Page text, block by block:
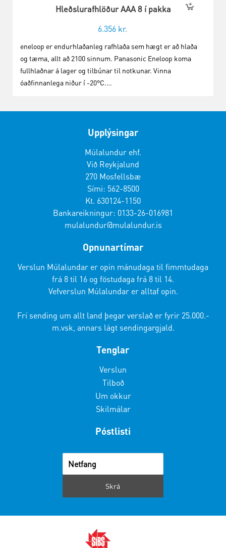
Hleðslurafhlöður AAA 8 í pakka
6.356 kr.
eneloop er endurhlaðanleg rafhlaða sem hægt er að hlaða
og tæma, allt að 2100 sinnum. Panasonic Eneloop koma
fullhlaðnar á lager og tilbúnar til notkunar. Vinna
óaðfinnanlega niður í -20°C.…
Upplýsingar
Múlalundur ehf.
Við Reykjalund
270 Mosfellsbæ
Sími: 562-8500
Kt. 630124-1150
Bankareikningur: 0133-26-016981
mulalundur@mulalundur.is
Opnunartímar
Verslun Múlalundar er opin mánudaga til fimmtudaga
frá 8 til 16 og föstudaga frá 8 til 14.
Vefverslun Múlalundar er alltaf opin.
Frí sending um allt land þegar verslað er fyrir 25.000.-
m.vsk, annars lágt sendingargjald.
Tenglar
Verslun
Tilboð
Um okkur
Skilmálar
Póstlisti